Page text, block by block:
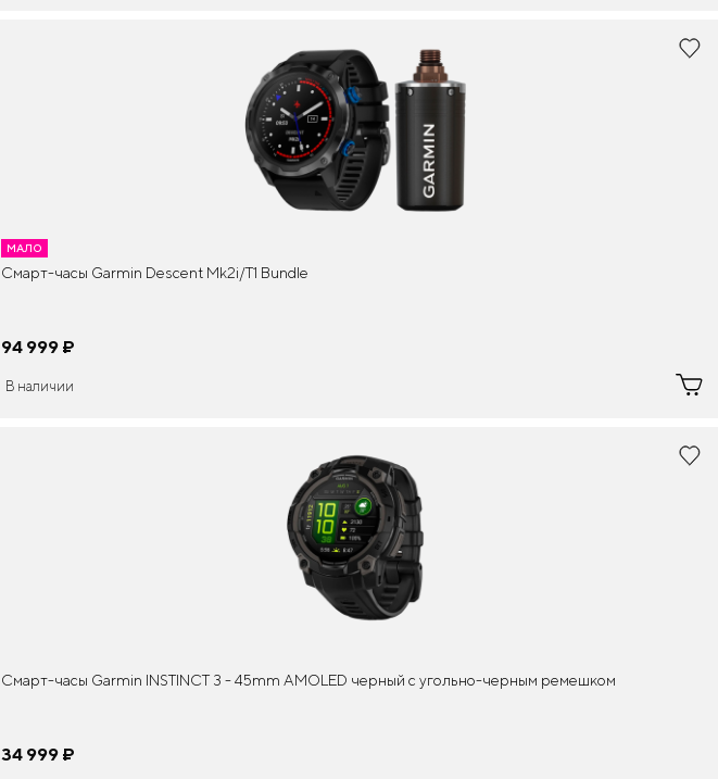
МАЛО
Смарт-часы Garmin Descent Mk2i/T1 Bundle
94 999 ¤
В наличии
Смарт-часы Garmin INSTINCT 3 - 45mm AMOLED черный с угольно-черным ремешком
34 999 ¤